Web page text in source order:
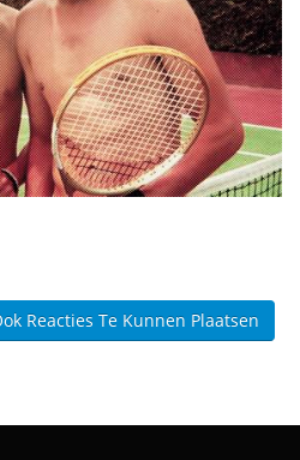
Reacties Te Kunnen Plaatsen